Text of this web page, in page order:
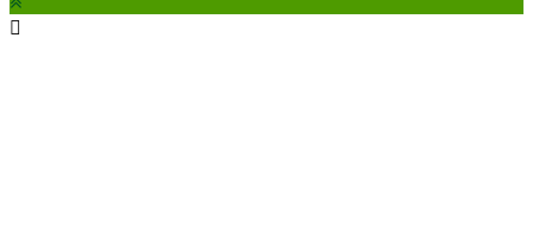
